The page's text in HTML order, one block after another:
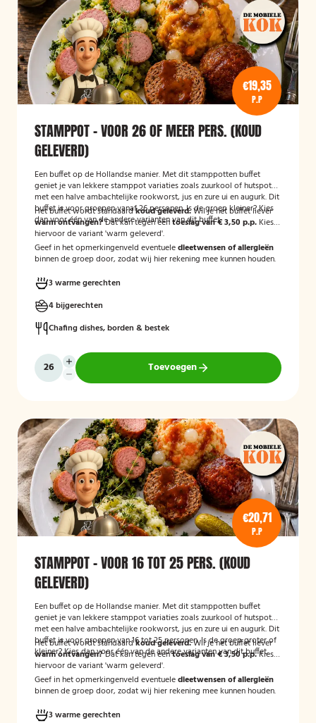
€19,35
P.P
STAMPPOT - VOOR 26 OF MEER PERS. (KOUD
GELEVERD)
Een buffet op de Hollandse manier. Met dit stamppotten buffet
geniet je van lekkere stamppot variaties zoals zuurkool of hutspot
met een halve ambachtelijke rookworst, jus en zure ui en augurk. Dit
buffet is voor groepen vanaf 26 personen. Is de groep kleiner? Kies
dan voor één van de andere varianten van dit buffet.
Het buffet wordt standaardkoud geleverd.Wil je het buffet liever
warm ontvangen?Dat kan tegen eentoeslag van € 3,50 p.p. Kies
hiervoor de variant 'warm geleverd'.
Geef in het opmerkingenveld eventueledieetwensen of allergieën
binnen de groep door, zodat wij hier rekening mee kunnen houden.
3 warme gerechten
4 bijgerechten
Chafing dishes, borden & bestek
Toevoegen
€20,71
P.P
STAMPPOT - VOOR 16 TOT 25 PERS. (KOUD
GELEVERD)
Een buffet op de Hollandse manier. Met dit stamppotten buffet
geniet je van lekkere stamppot variaties zoals zuurkool of hutspot
met een halve ambachtelijke rookworst, jus en zure ui en augurk. Dit
buffet is voor groepen van 16 tot 25 personen. Is de groep groter of
kleiner? Kies dan voor één van de andere varianten van dit buffet.
Het buffet wordt standaardkoud geleverd.Wil je het buffet liever
warm ontvangen?Dat kan tegen eentoeslag van € 3,50 p.p.Kies
hiervoor de variant 'warm geleverd'.
Geef in het opmerkingenveld eventueledieetwensen of allergieën
binnen de groep door, zodat wij hier rekening mee kunnen houden.
3 warme gerechten